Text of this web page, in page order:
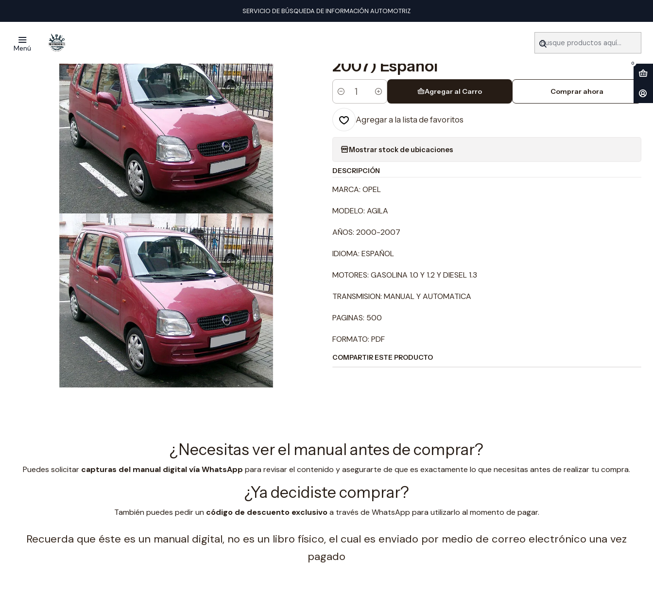
Menú
0
SERVICIO DE BÚSQUEDA DE INFORMACIÓN AUTOMOTRIZ
Manuales de despiece Opel Manual De Despiece Opel Agila (2000-2007) Español
Manual De Despiece Opel Agila (2000-
2007) Español
Cantidad
Agregar al Carro Comprar ahora
Agregar a la lista de favoritos
Mostrar stock de ubicaciones
DESCRIPCIÓN
MARCA: OPEL
MODELO: AGILA
AÑOS: 2000-2007
IDIOMA: ESPAÑOL
MOTORES: GASOLINA 1.0 Y 1.2 Y DIESEL 1.3
TRANSMISION: MANUAL Y AUTOMATICA
PAGINAS: 500
FORMATO: PDF
COMPARTIR ESTE PRODUCTO
¿Necesitas ver el manual antes de comprar?
Puedes solicitar capturas del manual digital vía WhatsApp para revisar el contenido y asegurarte de que es exactamente lo que necesitas antes de realizar tu compra.
¿Ya decidiste comprar?
También puedes pedir un código de descuento exclusivoa través de WhatsApp para utilizarlo al momento de pagar.
Recuerda que éste es un manual digital, no es un libro físico, el cual es enviado por medio de correo electrónico una vez
pagado